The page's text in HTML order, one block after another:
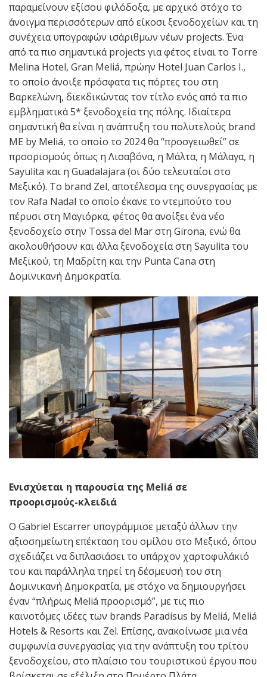
παραμείνουν εξίσου φιλόδοξα, με αρχικό στόχο το
άνοιγμα περισσότερων από είκοσι ξενοδοχείων και τη
συνέχεια υπογραφών ισάριθμων νέων projects. Ένα
από τα πιο σημαντικά projects για φέτος είναι το Torre
Melina Hotel, Gran Meliá, πρώην Hotel Juan Carlos I.,
το οποίο άνοιξε πρόσφατα τις πόρτες του στη
Βαρκελώνη, διεκδικώντας τον τίτλο ενός από τα πιο
εμβληματικά 5* ξενοδοχεία της πόλης. Ιδιαίτερα
σημαντική θα είναι η ανάπτυξη του πολυτελούς brand
ME by Meliá, το οποίο το 2024 θα “προσγειωθεί” σε
προορισμούς όπως η Λισαβόνα, η Μάλτα, η Μάλαγα, η
Sayulita και η Guadalajara (οι δύο τελευταίοι στο
Μεξικό). Το brand Zel, αποτέλεσμα της συνεργασίας με
τον Rafa Nadal το οποίο έκανε το ντεμπούτο του
πέρυσι στη Μαγιόρκα, φέτος θα ανοίξει ένα νέο
ξενοδοχείο στην Tossa del Mar στη Girona, ενώ θα
ακολουθήσουν και άλλα ξενοδοχεία στη Sayulita του
Μεξικού, τη Μαδρίτη και την Punta Cana στη
Δομινικανή Δημοκρατία.
Ενισχύεται η παρουσία της Meliá σε
προορισμούς-κλειδιά
Ο Gabriel Escarrer υπογράμμισε μεταξύ άλλων την
αξιοσημείωτη επέκταση του ομίλου στο Μεξικό, όπου
σχεδιάζει να διπλασιάσει το υπάρχον χαρτοφυλάκιό
του και παράλληλα τηρεί τη δέσμευσή του στη
Δομινικανή Δημοκρατία, με στόχο να δημιουργήσει
έναν “πλήρως Meliá προορισμό”, με τις πιο
καινοτόμες ιδέες των brands Paradisus by Meliá, Meliá
Hotels & Resorts και Zel. Επίσης, ανακοίνωσε μια νέα
συμφωνία συνεργασίας για την ανάπτυξη του τρίτου
ξενοδοχείου, στο πλαίσιο του τουριστικού έργου που